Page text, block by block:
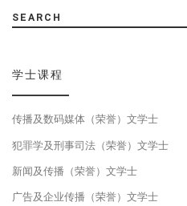
SEARCH
学士课程
传播及数码媒体（荣誉）文学士
犯罪学及刑事司法（荣誉）文学士
新闻及传播（荣誉）文学士
广告及企业传播（荣誉）文学士